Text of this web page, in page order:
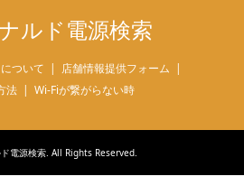
ルド電源検索
ついて
店舗情報提供フォーム
法
Wi-Fiが繋がらない時
電源検索. All Rights Reserved.